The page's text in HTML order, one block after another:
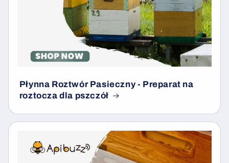
Płynna Roztwór Pasieczny - Preparat na
roztocza dla pszczół